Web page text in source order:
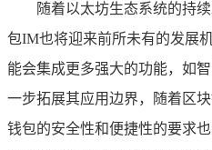
随着以太坊生态系统的持
包IM也将迎来前所未有的发展
能会集成更多强大的功能，如
一步拓展其应用边界，随着区
钱包的安全性和便捷性的要求